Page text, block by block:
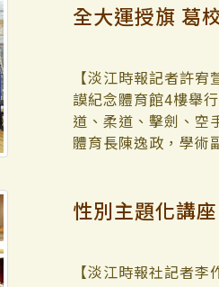
商生產成本效益評估
對經濟學有更深的
經濟發展的重要相
提供高中生學習和
示：「整天的活動都
們也分享，藉由這次
步探索經濟學和永續
全大運授旗 葛
【淡江時報記者許
謨紀念體育館4樓舉
道、柔道、擊劍、空
體育長陳逸政，學術
的表現，為校爭取更
育活動達成，本校
場地，辦理各類大
遵守相關規定，同
性別主題化講
【淡江時報社記者